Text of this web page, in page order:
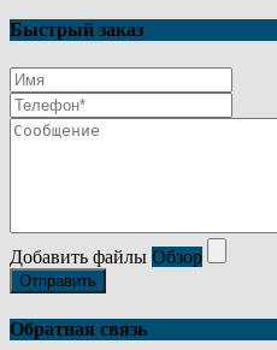
Быстрый заказ
Добавить файлы Обзор
Отправить
Обратная связь